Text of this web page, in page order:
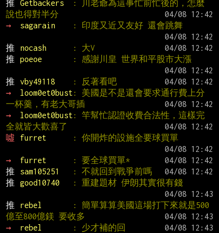
推 Getbackers
: 川老爺為這事忙前忙後的，怎麼
說也得對半分
→
sagarain
: 印度又近又友好 還會跳舞
推
nocash : 大V
推
poeoe
: 感謝川皇 世界和平股市大漲
推
vby49118 : 反著看吧
→
loom0et0bust : 美國是不是還會要求通行費上分
一杯羹，有老大哥插
→
loom0et0bust : 竿幫忙認證收費合法性，這樣完
全就皆大歡喜了
噓
furret
: 你開炸的設施全要球買單
→
furret : 要全球買單*
推
sam105251 : 不就回到戰爭前嗎
推
good10740
: 重建題材 伊朗其實很有錢
推
rebel
: 簡單算算美國這場打下來就是500
億至800億鎂 要收多
→
rebel : 少才補的回